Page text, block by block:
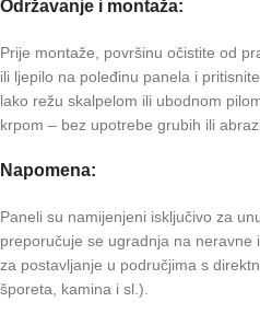
Održavanje i montaža:
Prije montaže, površinu očistite od
ili ljepilo na poleđinu panela i
lako režu skalpelom ili ubodnom
krpom – bez upotrebe grubih ili
Napomena:
Paneli su namijenjeni isključivo za
preporučuje se ugradnja na neravne
za postavljanje u područjima s
šporeta, kamina i sl.).